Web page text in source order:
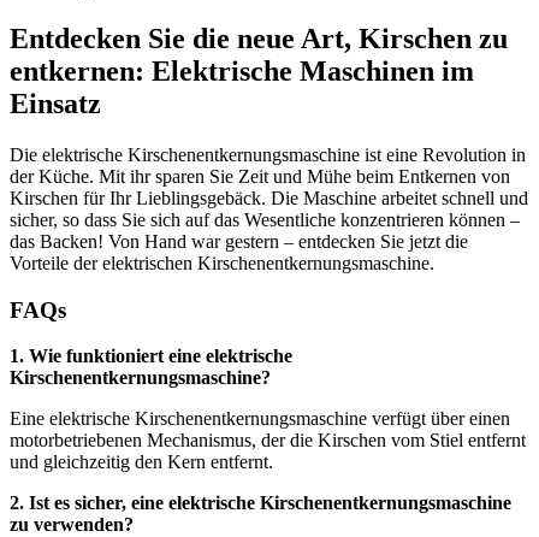
Entdecken Sie die neue Art, Kirschen zu
entkernen: Elektrische Maschinen im
Einsatz
Die elektrische Kirschenentkernungsmaschine ist eine Revolution in
der Küche. Mit ihr sparen Sie Zeit und Mühe beim Entkernen von
Kirschen für Ihr Lieblingsgebäck. Die Maschine arbeitet schnell und
sicher, so dass Sie sich auf das Wesentliche konzentrieren können –
das Backen! Von Hand war gestern – entdecken Sie jetzt die
Vorteile der elektrischen Kirschenentkernungsmaschine.
FAQs
1. Wie funktioniert eine elektrische
Kirschenentkernungsmaschine?
Eine elektrische Kirschenentkernungsmaschine verfügt über einen
motorbetriebenen Mechanismus, der die Kirschen vom Stiel entfernt
und gleichzeitig den Kern entfernt.
2. Ist es sicher, eine elektrische Kirschenentkernungsmaschine
zu verwenden?